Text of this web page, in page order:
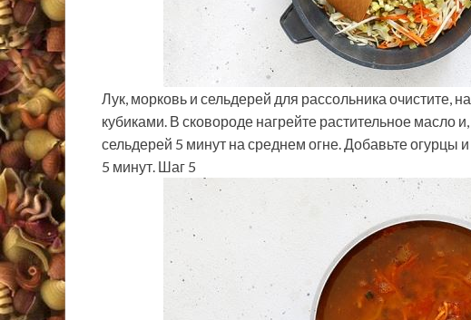
Лук, морковь и сельдерей для рассольника очистите,
кубиками. В сковороде нагрейте растительное масло
сельдерей 5 минут на среднем огне. Добавьте огурцы
5 минут. Шаг 5